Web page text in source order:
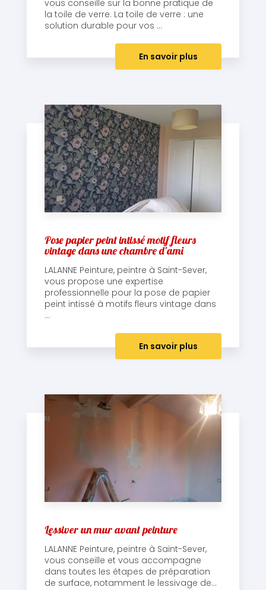
vous conseille sur la bonne pratique de
la toile de verre. La toile de verre : une
solution durable pour vos ...
En savoir plus
Pose papier peint intissé motif fleurs
vintage dans une chambre d'ami
LALANNE Peinture, peintre à Saint-Sever,
vous propose une expertise
professionnelle pour la pose de papier
peint intissé à motifs fleurs vintage dans
...
En savoir plus
Lessiver un mur avant peinture
LALANNE Peinture, peintre à Saint-Sever,
vous conseille et vous accompagne
dans toutes les étapes de préparation
de surface, notamment le lessivage de...